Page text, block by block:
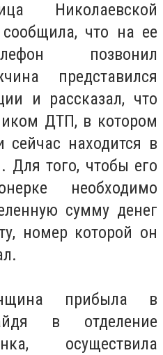
Николаевской
что на ее
позвонил
представился
и рассказал, что
ДТП, в котором
сейчас находится в
Для того, чтобы его
необходимо
сумму денег
номер которой он
прибыла в
в отделение
осуществила